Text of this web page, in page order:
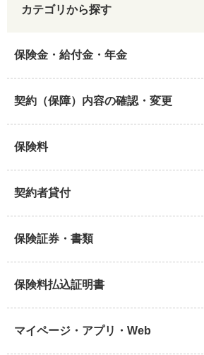
カテゴリから探す
保険金・給付金・年金
契約（保障）内容の確認・変更
保険料
契約者貸付
保険証券・書類
保険料払込証明書
マイページ・アプリ・Web